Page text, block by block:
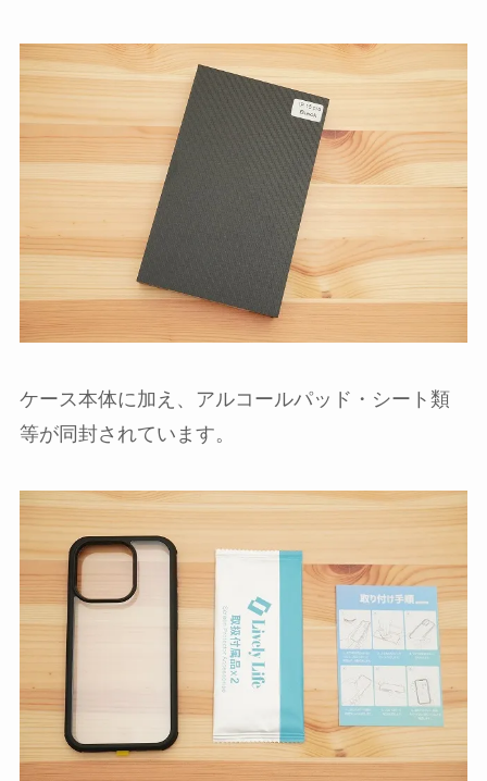
ケース本体に加え、アルコールパッド・シート類
等が同封されています。